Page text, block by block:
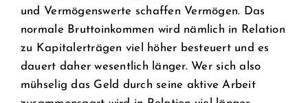
und Vermögenswerte schaffen Vermögen. Das
normale Bruttoinkommen wird nämlich in Relation
zu Kapitalerträgen viel höher besteuert und es
dauert daher wesentlich länger. Wer sich also
mühselig das Geld durch seine aktive Arbeit